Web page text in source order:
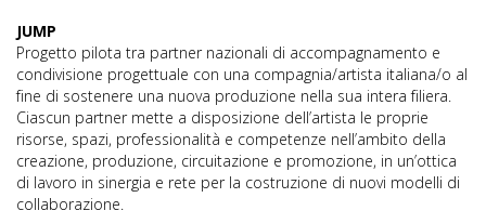
JUMP
Progetto pilota tra partner nazionali di accompagnamento e
condivisione progettuale con una compagnia/artista italiana/o al
fine di sostenere una nuova produzione nella sua intera filiera.
Ciascun partner mette a disposizione dell’artista le proprie
risorse, spazi, professionalità e competenze nell’ambito della
creazione, produzione, circuitazione e promozione, in un’ottica
di lavoro in sinergia e rete per la costruzione di nuovi modelli di
collaborazione.